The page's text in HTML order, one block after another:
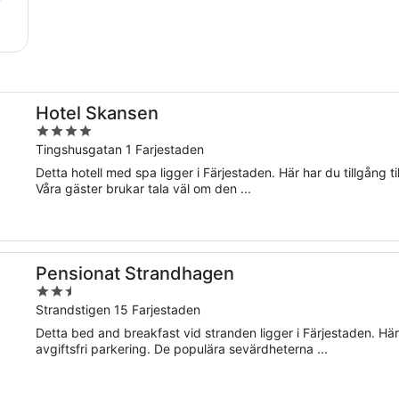
Hotel Skansen
4
out
of
5
Tingshusgatan 1 Farjestaden
Detta hotell med spa ligger i Färjestaden. Här har du
Våra gäster brukar tala väl om den ...
Pensionat Strandhagen
2.5
out
of
5
Strandstigen 15 Farjestaden
Detta bed and breakfast vid stranden ligger i Färjestaden.
avgiftsfri parkering. De populära sevärdheterna ...